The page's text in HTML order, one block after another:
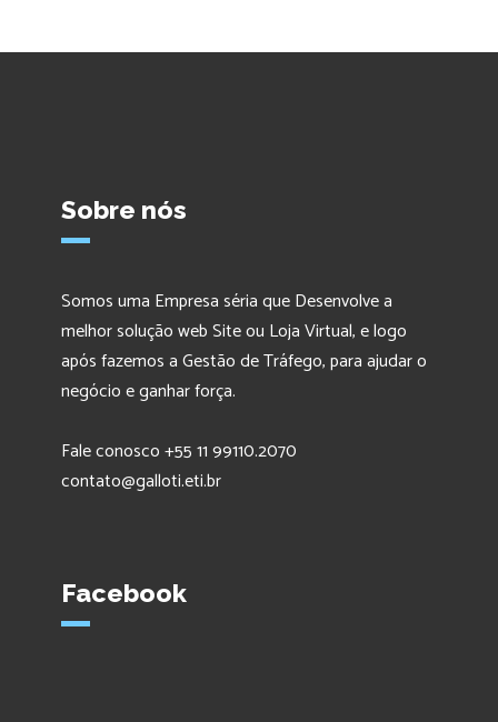
Sobre nós
Somos uma Empresa séria que Desenvolve a
melhor solução web Site ou Loja Virtual, e logo
após fazemos a Gestão de Tráfego, para ajudar o
negócio e ganhar força.
Fale conosco +55 11 99110.2070
contato@galloti.eti.br
Facebook